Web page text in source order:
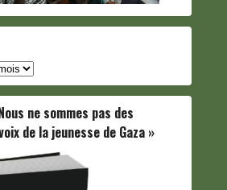
ne sommes pas des
de la jeunesse de Gaza »